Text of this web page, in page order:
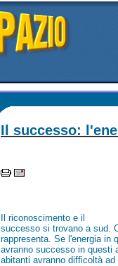
Il successo:
Il riconoscimento e il
successo si trovano a sud.
rappresenta. Se l'energia in
avranno successo in questi
abitanti avranno difficoltà